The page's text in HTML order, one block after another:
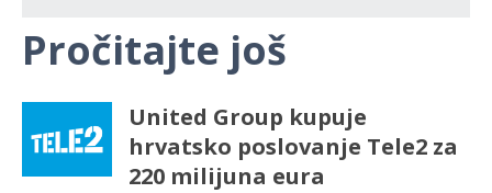
Pročitajte još
United Group kupuje
hrvatsko poslovanje Tele2 za
220 milijuna eura